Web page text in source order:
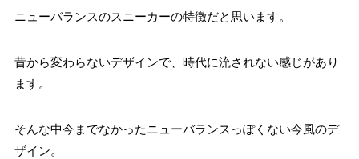
ニューバランスのスニーカーの特徴だと思います。
昔から変わらないデザインで、時代に流されない感じがあり
ます。
そんな中今までなかったニューバランスっぽくない今風のデ
ザイン。